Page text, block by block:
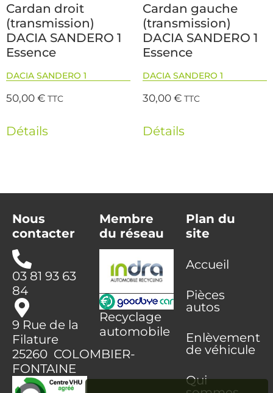
Cardan droit
(transmission)
DACIA SANDERO 1
Essence
DACIA SANDERO 1
50,00€ TTC
Détails
Cardan gauche
(transmission)
DACIA SANDERO 1
Essence
DACIA SANDERO 1
30,00€ TTC
Détails
Nous
contacter
03 81 93 63
84
9 Rue de la
Filature
25260 COLOMBIER-
FONTAINE
Membre
du réseau
Recyclage
automobile
Plan du
site
Accueil
Pièces
autos
Enlèvement
de véhicule
Qui